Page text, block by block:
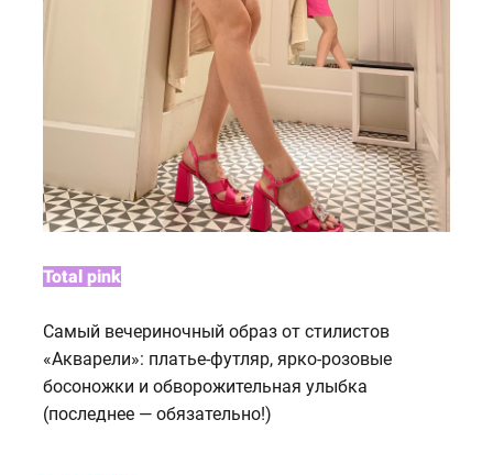
Total pink
Самый вечериночный образ от стилистов
«Акварели»: платье-футляр, ярко-розовые
босоножки и обворожительная улыбка
(последнее — обязательно!)